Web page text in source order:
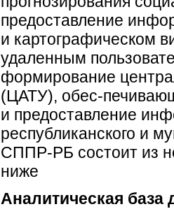
предоставление
и картографическом
удаленным
формирование
(ЦАТУ), обес-
и предоставление
республиканского и
СППР-РБ состоит из
ниже
Аналитическая база